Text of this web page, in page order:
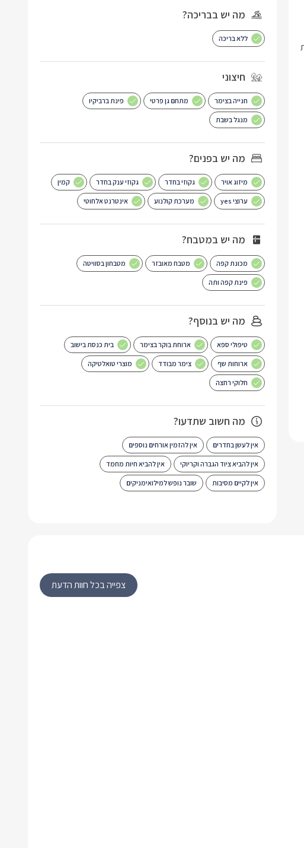
מה יש בבריכה?
ללא בריכה
חיצוני
חנייה בצימר מתחם גן פרטי פינת ברביקיו
מנגל בשבת
מה יש בפנים?
מיזוג אויר גקוזי בחדר גקוזי ענק בחדר קמין
ערוצי yes מערכת קולנוע אינטרנט אלחוטי
מה יש במטבח?
מכונת קפה מטבח מאובזר מטבחון בסוויטה
פינת קפה ותה
מה יש בנוסף?
טיפולי ספא ארוחת בוקר בצימר בית כנסת בישוב
ארוחות שף צימר מבודד מוצרי טואלטיקה
חלוקי רחצה
מה חשוב שתדעו?
אין לעשן בחדרים אין להזמין אורחים נוספים
אין להביא ציוד הגברה וקריוקי אין להביא חיות מחמד
אין לקיים מסיבות שובר נופש למילואימניקים
צפייה בכל חוות הדעת